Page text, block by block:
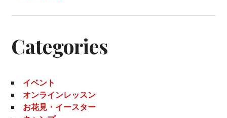
Categories
イベント
オンラインレッスン
お花見・イースター